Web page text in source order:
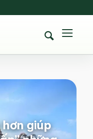
giúp